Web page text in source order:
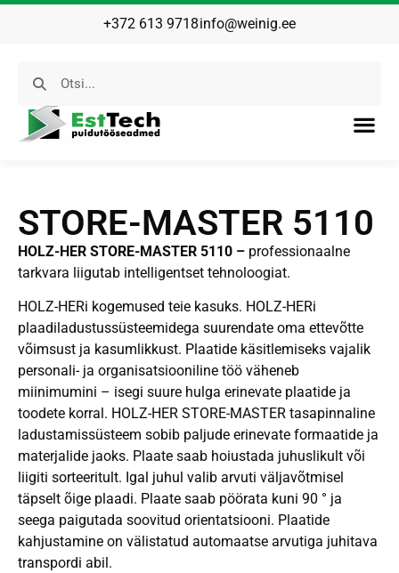
+372 613 9718info@weinig.ee
STORE-MASTER 5110
HOLZ-HER STORE-MASTER 5110 – professionaalne
tarkvara liigutab intelligentset tehnoloogiat.
HOLZ-HERi kogemused teie kasuks. HOLZ-HERi
plaadiladustussüsteemidega suurendate oma ettevõtte
võimsust ja kasumlikkust. Plaatide käsitlemiseks vajalik
personali- ja organisatsiooniline töö väheneb
miinimumini – isegi suure hulga erinevate plaatide ja
toodete korral. HOLZ-HER STORE-MASTER tasapinnaline
ladustamissüsteem sobib paljude erinevate formaatide ja
materjalide jaoks. Plaate saab hoiustada juhuslikult või
liigiti sorteeritult. Igal juhul valib arvuti väljavõtmisel
täpselt õige plaadi. Plaate saab pöörata kuni 90 ° ja
seega paigutada soovitud orientatsiooni. Plaatide
kahjustamine on välistatud automaatse arvutiga juhitava
transpordi abil.